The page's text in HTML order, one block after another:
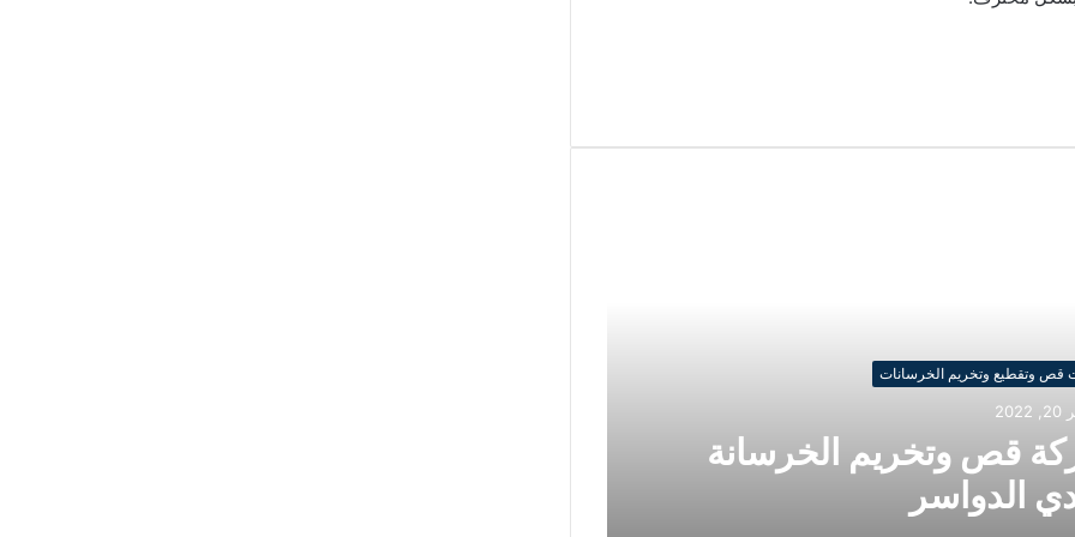
قص وتقطيع وتخريم الخرسانات
قص وتخريم الخرسانة
الدواسر